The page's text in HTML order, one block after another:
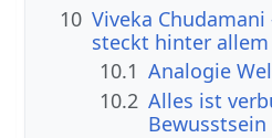
10 Viveka
steckt hinter allem
10.1 Analogie
10.2 Alles ist
Bewusstsein